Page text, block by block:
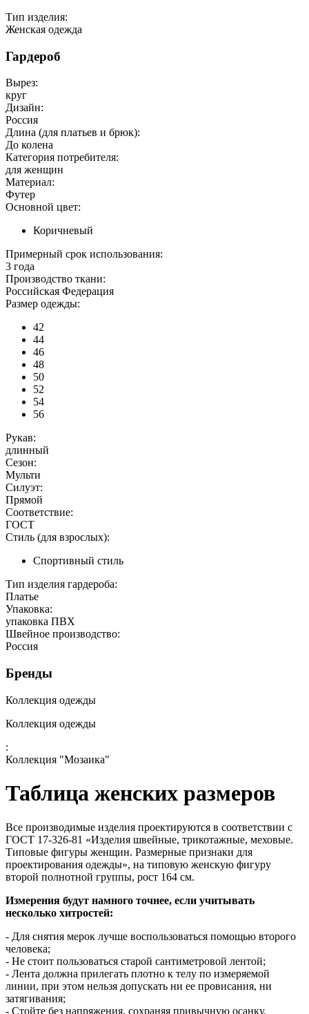
Тип изделия:
Женская одежда
Гардероб
Вырез:
круг
Дизайн:
Россия
Длина (для платьев и брюк):
До колена
Категория потребителя:
для женщин
Материал:
Футер
Основной цвет:
Коричневый
Примерный срок использования:
3 года
Производство ткани:
Российская Федерация
Размер одежды:
42
44
46
48
50
52
54
56
Рукав:
длинный
Сезон:
Мульти
Силуэт:
Прямой
Соответствие:
ГОСТ
Стиль (для взрослых):
Спортивный стиль
Тип изделия гардероба:
Платье
Упаковка:
упаковка ПВХ
Швейное производство:
Россия
Бренды
Коллекция одежды
Коллекция одежды
:
Коллекция "Мозаика"
Таблица женских размеров
Все производимые изделия проектируются в соответствии с
ГОСТ 17-326-81 «Изделия швейные, трикотажные, меховые.
Типовые фигуры женщин. Размерные признаки для
проектирования одежды», на типовую женскую фигуру
второй полнотной группы, рост 164 см.
Измерения будут намного точнее, если учитывать
несколько хитростей:
- Для снятия мерок лучше воспользоваться помощью второго
человека;
- Не стоит пользоваться старой сантиметровой лентой;
- Лента должна прилегать плотно к телу по измеряемой
линии, при этом нельзя допускать ни ее провисания, ни
затягивания;
- Стойте без напряжения, сохраняя привычную осанку.